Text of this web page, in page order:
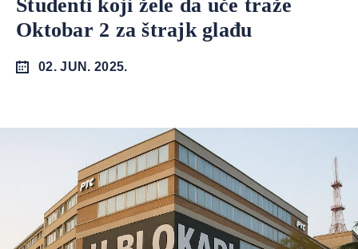
Studenti koji žele da uče traže
Oktobar 2 za štrajk glađu
02. JUN. 2025.